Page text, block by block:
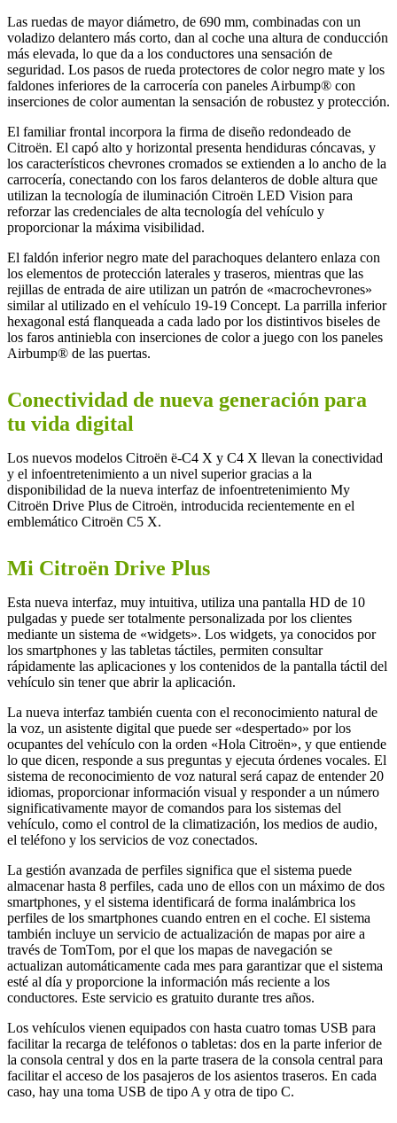
Las ruedas de mayor diámetro, de 690 mm, combinadas con un
voladizo delantero más corto, dan al coche una altura de conducción
más elevada, lo que da a los conductores una sensación de
seguridad. Los pasos de rueda protectores de color negro mate y los
faldones inferiores de la carrocería con paneles Airbump® con
inserciones de color aumentan la sensación de robustez y protección.
El familiar frontal incorpora la firma de diseño redondeado de
Citroën. El capó alto y horizontal presenta hendiduras cóncavas, y
los característicos chevrones cromados se extienden a lo ancho de la
carrocería, conectando con los faros delanteros de doble altura que
utilizan la tecnología de iluminación Citroën LED Vision para
reforzar las credenciales de alta tecnología del vehículo y
proporcionar la máxima visibilidad.
El faldón inferior negro mate del parachoques delantero enlaza con
los elementos de protección laterales y traseros, mientras que las
rejillas de entrada de aire utilizan un patrón de «macrochevrones»
similar al utilizado en el vehículo 19-19 Concept. La parrilla inferior
hexagonal está flanqueada a cada lado por los distintivos biseles de
los faros antiniebla con inserciones de color a juego con los paneles
Airbump® de las puertas.
Conectividad de nueva generación para
tu vida digital
Los nuevos modelos Citroën ë-C4 X y C4 X llevan la conectividad
y el infoentretenimiento a un nivel superior gracias a la
disponibilidad de la nueva interfaz de infoentretenimiento My
Citroën Drive Plus de Citroën, introducida recientemente en el
emblemático Citroën C5 X.
Mi Citroën Drive Plus
Esta nueva interfaz, muy intuitiva, utiliza una pantalla HD de 10
pulgadas y puede ser totalmente personalizada por los clientes
mediante un sistema de «widgets». Los widgets, ya conocidos por
los smartphones y las tabletas táctiles, permiten consultar
rápidamente las aplicaciones y los contenidos de la pantalla táctil del
vehículo sin tener que abrir la aplicación.
La nueva interfaz también cuenta con el reconocimiento natural de
la voz, un asistente digital que puede ser «despertado» por los
ocupantes del vehículo con la orden «Hola Citroën», y que entiende
lo que dicen, responde a sus preguntas y ejecuta órdenes vocales. El
sistema de reconocimiento de voz natural será capaz de entender 20
idiomas, proporcionar información visual y responder a un número
significativamente mayor de comandos para los sistemas del
vehículo, como el control de la climatización, los medios de audio,
el teléfono y los servicios de voz conectados.
La gestión avanzada de perfiles significa que el sistema puede
almacenar hasta 8 perfiles, cada uno de ellos con un máximo de dos
smartphones, y el sistema identificará de forma inalámbrica los
perfiles de los smartphones cuando entren en el coche. El sistema
también incluye un servicio de actualización de mapas por aire a
través de TomTom, por el que los mapas de navegación se
actualizan automáticamente cada mes para garantizar que el sistema
esté al día y proporcione la información más reciente a los
conductores. Este servicio es gratuito durante tres años.
Los vehículos vienen equipados con hasta cuatro tomas USB para
facilitar la recarga de teléfonos o tabletas: dos en la parte inferior de
la consola central y dos en la parte trasera de la consola central para
facilitar el acceso de los pasajeros de los asientos traseros. En cada
caso, hay una toma USB de tipo A y otra de tipo C.